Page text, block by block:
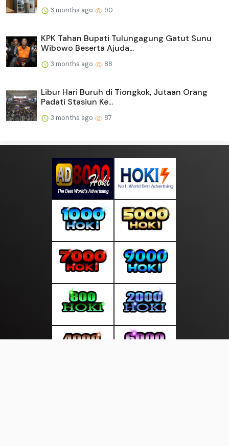
3 months ago 90
KPK Tahan Bupati Tulungagung Gatut Sunu
Wibowo Beserta Ajuda...
3 months ago 88
Libur Hari Buruh di Tiongkok, Jutaan Orang
Padati Stasiun Ke...
3 months ago 87